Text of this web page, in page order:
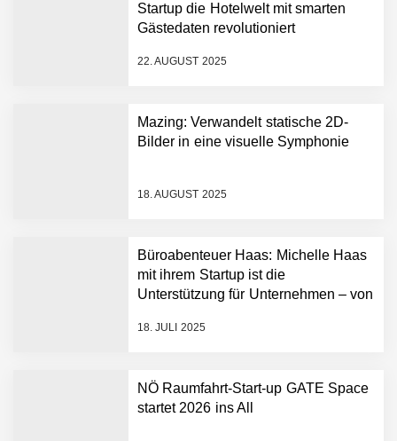
Startup die Hotelwelt mit smarten
Gästedaten revolutioniert
22. AUGUST 2025
Mazing: Verwandelt statische 2D-
Bilder in eine visuelle Symphonie
18. AUGUST 2025
Büroabenteuer Haas: Michelle Haas
mit ihrem Startup ist die
Unterstützung für Unternehmen – von
18. JULI 2025
NÖ Raumfahrt-Start-up GATE Space
startet 2026 ins All
hat die Lösung!
Crqlar: Wie ein
österreichisches Startup die
Manuel Messner von
Mazing: Verwandelt
statische 2D-Bilder in eine
visuelle Symphonie
Michelle Haas von